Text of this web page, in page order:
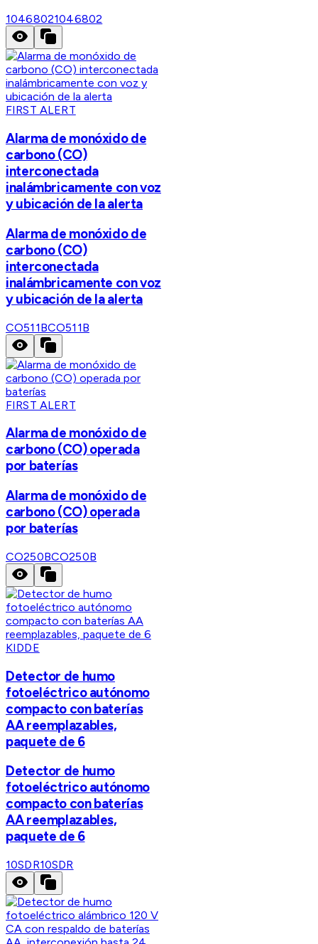
10468021046802
FIRST ALERT
Alarma de monóxido de
carbono (CO)
interconectada
inalámbricamente con voz
y ubicación de la alerta
Alarma de monóxido de
carbono (CO)
interconectada
inalámbricamente con voz
y ubicación de la alerta
CO511BCO511B
FIRST ALERT
Alarma de monóxido de
carbono (CO) operada
por baterías
Alarma de monóxido de
carbono (CO) operada
por baterías
CO250BCO250B
KIDDE
Detector de humo
fotoeléctrico autónomo
compacto con baterías
AA reemplazables,
paquete de 6
Detector de humo
fotoeléctrico autónomo
compacto con baterías
AA reemplazables,
paquete de 6
10SDR10SDR